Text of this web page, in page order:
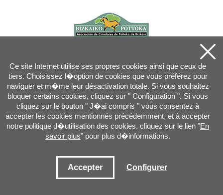
info@pottoka.info
Conditions d'Utilisation-Politique de Privacité-Politique des Cookies
Ce site Internet utilise ses propres cookies ainsi que ceux de
tiers. Choisissez l�option de cookies que vous préférez pour
naviguer et m�me leur désactivation totale. Si vous souhaitez
bloquer certains cookies, cliquez sur " Configuration ". Si vous
cliquez sur le bouton " J�ai compris " vous consentez à
accepter les cookies mentionnés précédemment, et à accepter
notre politique d�utilisation des cookies, cliquez sur le lien "En
savoir plus" pour plus d�informations.
Accepter Configurer